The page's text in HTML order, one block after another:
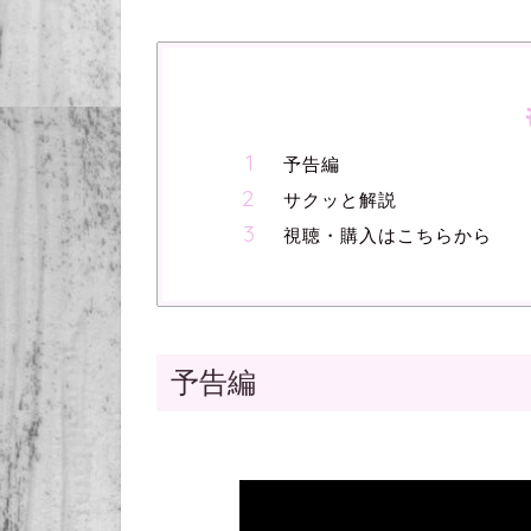
予告編
サクッと解説
視聴・購入はこちらから
予告編